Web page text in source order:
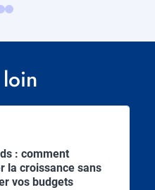
: comment
la croissance sans
vos budgets